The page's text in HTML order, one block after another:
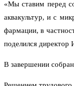
«Мы ставим перед
аквакультур, и с
фармации, в
поделился директор
В завершении